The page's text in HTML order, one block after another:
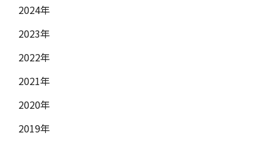
2024年
2023年
2022年
2021年
2020年
2019年